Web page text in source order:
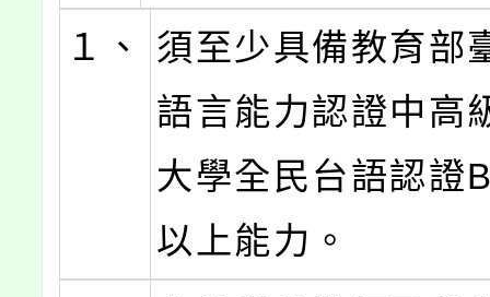
１、
須至少具備教育部
語言能力認證中高
大學全民台語認證
以上能力。